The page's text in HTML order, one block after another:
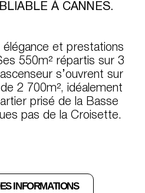
À CANNES.
élégance et prestations
550m² répartis sur 3
s’ouvrent sur
2 700m², idéalement
prisé de la Basse
pas de la Croisette.
INFORMATIONS